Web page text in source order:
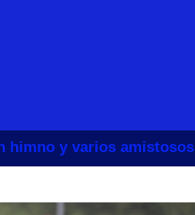
himno y varios amistosos